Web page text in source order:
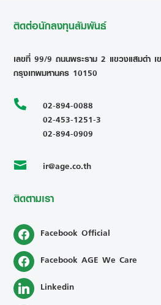
ติดต่อนักลงทุนสัมพันธ์
เลขที่ 99/9 ถนนพระราม 2 แขวงแสมดำ เ
กรุงเทพมหานคร 10150

02-894-0088
02-453-1251-3
02-894-0909
 ir@age.co.th
ติดตามเรา
Facebook Official
Facebook AGE We Care
Linkedin